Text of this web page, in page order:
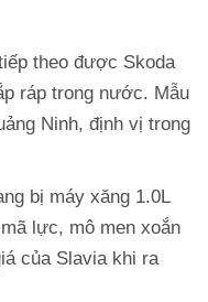
theo được Skoda
ráp trong nước. Mẫu
Ninh, định vị trong
bị máy xăng 1.0L
lực, mô men xoắn
của Slavia khi ra